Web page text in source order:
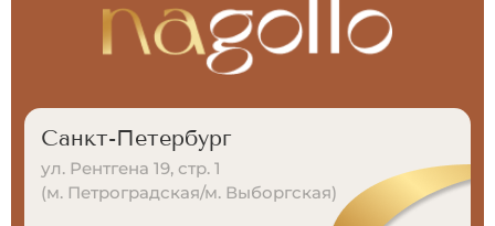
Санкт-Петербург
ул. Рентгена 19, стр. 1
(м. Петроградская/м. Выборгская)